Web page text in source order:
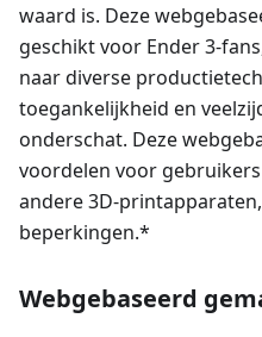
waard is. Deze
geschikt voor Ender 3-
naar diverse
toegankelijkheid en
onderschat. Deze
voordelen voor
andere 3D-
beperkingen.*
Webgebaseerd